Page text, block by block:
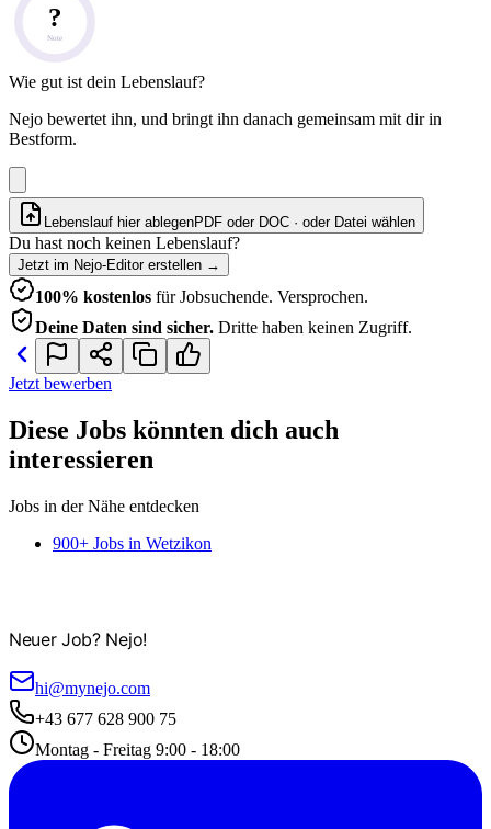
?
Note
Wie gut ist dein Lebenslauf?
Nejo bewertet ihn, und bringt ihn danach gemeinsam mit dir in
Bestform.
Lebenslauf hier ablegenPDF oder DOC · oder Datei wählen
Du hast noch keinen Lebenslauf?
Jetzt im Nejo-Editor erstellen →
100% kostenlos für Jobsuchende. Versprochen.
Deine Daten sind sicher. Dritte haben keinen Zugriff.
Jetzt bewerben
Diese Jobs könnten dich auch
interessieren
Jobs in der Nähe entdecken
900+ Jobs in Wetzikon
Neuer Job? Nejo!
hi@mynejo.com
+43 677 628 900 75
Montag - Freitag 9:00 - 18:00